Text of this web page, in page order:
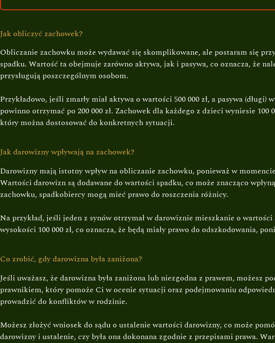
Jak obliczyć zachowek?
Obliczanie zachowku może wydawać się skomplikowane, ale postaram się
spadku. Wartość ta obejmuje zarówno aktywa, jak i pasywa, co oznacza, że
przysługują poszczególnym osobom.
Przykładowo, jeśli zmarły miał aktywa o wartości 500 000 zł, a pasywa
powinno otrzymać po 200 000 zł. Zachowek dla każdego z dzieci wyniesie
który można dostosować do konkretnych sytuacji.
Jak darowizny wpływają na zachowek?
Darowizny mają istotny wpływ na obliczanie zachowku, ponieważ w
Wartości darowizn są dodawane do wartości spadku, co może znacząco
zachowku, spadkobiercy mogą mieć prawo do roszczenia różnicy.
Na przykład, jeśli jeden z synów otrzymał w darowiznie mieszkanie o
wysokości 100 000 zł, co oznacza, że będą miały prawo do odszkodowania,
Co zrobić, gdy darowizna była zaniżona?
Jeśli uważasz, że darowizna była zaniżona lub niezgodna z prawem,
prawnikiem, który pomoże Ci w ocenie sytuacji oraz podejmowaniu
prowadzić do konfliktów w rodzinie.
Możesz złożyć wniosek do sądu o ustalenie wartości darowizny, co może
darowizny i ustalenie, czy była ona dokonana zgodnie z przepisami prawa.